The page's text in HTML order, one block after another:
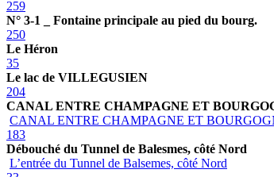
259
N° 3-1 _ Fontaine principale au pied du bourg.
250
Le Héron
35
Le lac de VILLEGUSIEN
204
CANAL ENTRE CHAMPAGNE ET
CANAL ENTRE CHAMPAGNE ET
183
Débouché du Tunnel de Balesmes, côté Nord
L’entrée du Tunnel de Balsemes, côté Nord